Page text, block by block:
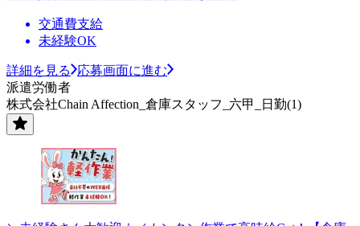
交通費支給
未経験OK
詳細を見る
応募画面に進む
派遣労働者
株式会社Chain Affection_倉庫スタッフ_六甲_日勤(1)